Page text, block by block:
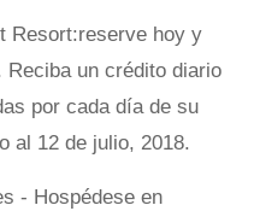
Resort:reserve hoy y
un crédito diario
por cada día de su
al 12 de julio, 2018.
- Hospédese en